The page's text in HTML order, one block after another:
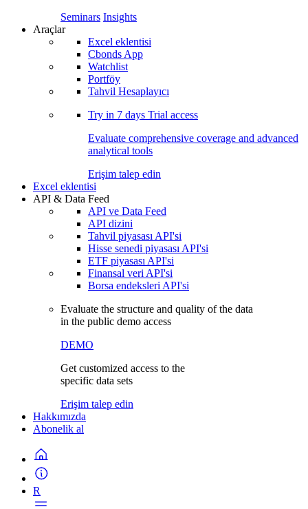
Seminars Insights
Araçlar
Excel eklentisi
Cbonds App
Watchlist
Portföy
Tahvil Hesaplayıcı
Try in 7 days Trial access
Evaluate comprehensive coverage and advanced
analytical tools
Erişim talep edin
Excel eklentisi
API & Data Feed
API ve Data Feed
API dizini
Tahvil piyasası API'si
Hisse senedi piyasası API'si
ETF piyasası API'si
Finansal veri API'si
Borsa endeksleri API'si
Evaluate the structure and quality of the data
in the public demo access
DEMO
Get customized access to the
specific data sets
Erişim talep edin
Hakkımızda
Abonelik al
R